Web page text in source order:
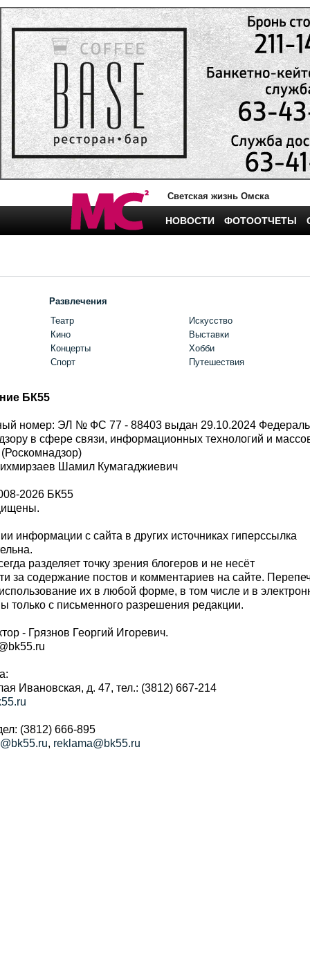
Светская жизнь Омска
НОВОСТИ ФОТООТЧЕТЫ
Развлечения
Театр
Кино
Концерты
Спорт
Искусство
Выставки
Хобби
Путешествия
БК55
номер: ЭЛ № ФС 77 - 88403 выдан 29.10.2024
в сфере связи, информационных технологий и
Шамил Кумагаджиевич
2026 БК55
информации с сайта в других источниках гиперссылка
разделяет точку зрения блогеров и не несёт
за содержание постов и комментариев на сайте.
их в любой форме, в том числе и в
с письменного разрешения редакции.
- Грязнов Георгий Игоревич.
Ивановская, д. 47, тел.: (3812) 667-214
(3812) 666-895
, reklama@bk55.ru